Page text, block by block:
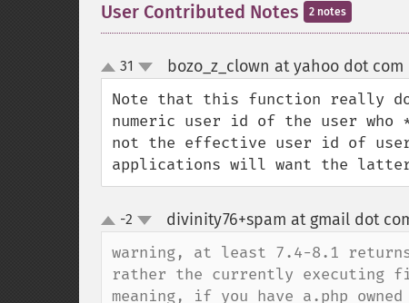
User Contributed Notes 2 notes
up
down
31 bozo_z_clown at yahoo dot com
Note that this function really
numeric user id of the user
not the effective user id of
applications will want the
up
down
-2 divinity76+spam at gmail dot
warning, at least 7.4-8.1
rather the currently executing